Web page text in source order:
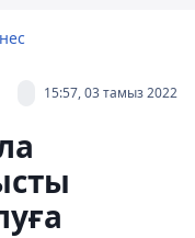
15:57, 03 тамыз 2022